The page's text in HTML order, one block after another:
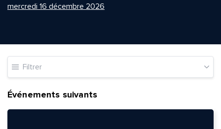
mercredi 16 décembre 2026
Filtrer
Événements suivants